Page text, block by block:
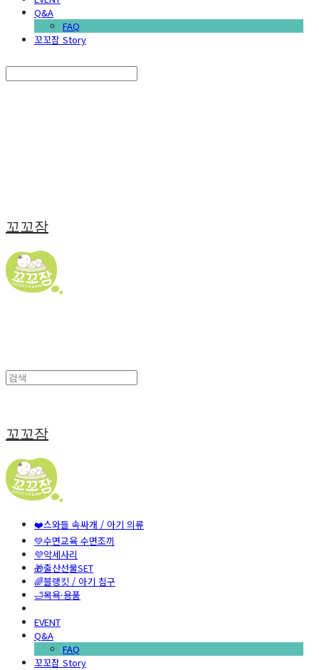
Q&A
FAQ
꼬꼬잠 Story
꼬꼬잠
꼬꼬잠
❤️스와들 속싸개 / 아기 의류
💚수면교육 수면조끼
💜악세사리
🎁출산선물SET
🌈블랭킷 / 아기 침구
🛁목욕·용품
EVENT
Q&A
FAQ
꼬꼬잠 Story